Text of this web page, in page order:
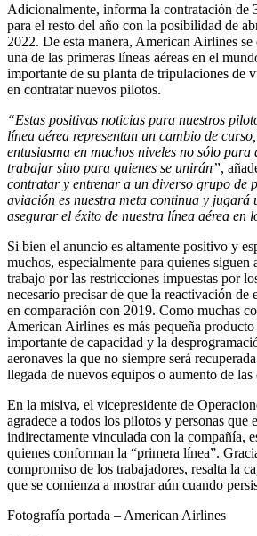
Adicionalmente, informa la contratación de
para el resto del año con la posibilidad de
2022. De esta manera, American Airlines
una de las primeras líneas aéreas en el
importante de su planta de tripulaciones de
en contratar nuevos pilotos.
“Estas positivas noticias para nuestros
línea aérea representan un cambio de
entusiasma en muchos niveles no sólo para
trabajar sino para quienes se unirán”,
contratar y entrenar a un diverso grupo de
aviación es nuestra meta continua y jugará
asegurar el éxito de nuestra línea aérea en
Si bien el anuncio es altamente positivo y
muchos, especialmente para quienes siguen
trabajo por las restricciones impuestas por
necesario precisar de que la reactivación de
en comparación con 2019. Como muchas
American Airlines es más pequeña
importante de capacidad y la
aeronaves la que no siempre será
llegada de nuevos equipos o aumento de las
En la misiva, el vicepresidente de
agradece a todos los pilotos y personas que
indirectamente vinculada con la compañía,
quienes conforman la “primera línea”.
compromiso de los trabajadores, resalta la
que se comienza a mostrar aún cuando
Fotografía portada – American Airlines